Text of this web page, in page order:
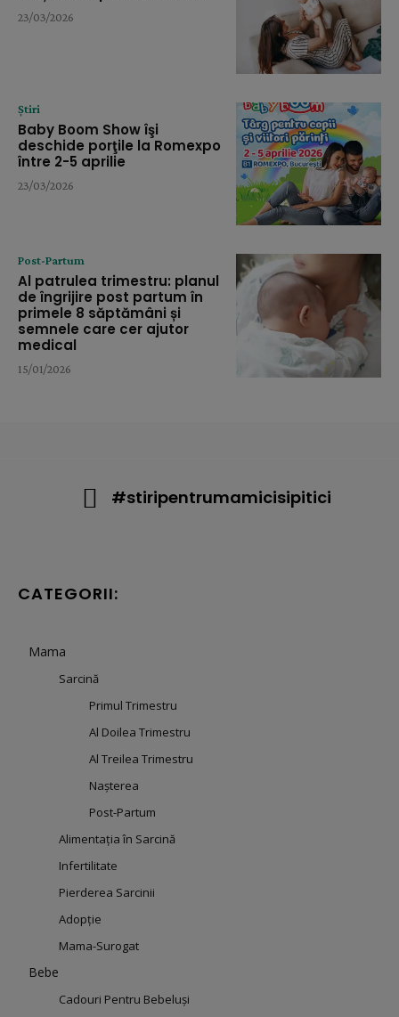
23/03/2026
Știri
Baby Boom Show îşi
deschide porţile la Romexpo
între 2-5 aprilie
23/03/2026
Post-Partum
Al patrulea trimestru: planul
de îngrijire post partum în
primele 8 săptămâni și
semnele care cer ajutor
medical
15/01/2026
#stiripentrumamicisipitici
CATEGORII:
Mama
Sarcină
Primul Trimestru
Al Doilea Trimestru
Al Treilea Trimestru
Nașterea
Post-Partum
Alimentația în Sarcină
Infertilitate
Pierderea Sarcinii
Adopție
Mama-Surogat
Bebe
Cadouri Pentru Bebeluși